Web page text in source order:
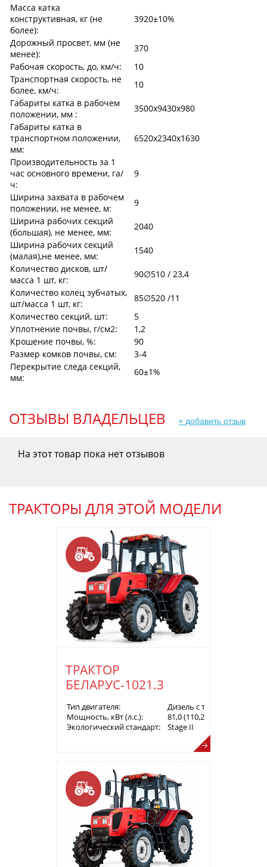
Масса катка
конструктивная, кг (не
более):
3920±10%
Дорожный просвет, мм (не
менее):
370
Рабочая скорость, до, км/ч:
10
Транспортная скорость, не
более, км/ч:
10
Габариты катка в рабочем
положении, мм :
3500х9430х980
Габариты катка в
транспортном положении,
мм:
6520х2340х1630
Производительность за 1
час основного времени, га/
ч:
9
Ширина захвата в рабочем
положении, не менее, м:
9
Ширина рабочих секций
(большая), не менее, мм:
2040
Ширина рабочих секций
(малая),не менее, мм:
1540
Количество дисков, шт/
масса 1 шт, кг:
90∅510 / 23,4
Количество колец зубчатых,
шт/масса 1 шт, кг:
85∅520 /11
Количество секций, шт:
5
Уплотнение почвы, г/см2:
1,2
Крошение почвы, %:
90
Размер комков почвы, см:
3-4
Перекрытие следа секций,
мм:
60±1%
ОТЗЫВЫ ВЛАДЕЛЬЦЕВ + добавить отзыв
На этот товар пока нет отзывов
ТРАКТОРЫ ДЛЯ ЭТОЙ МОДЕЛИ
ТРАКТОР
БЕЛАРУС-1021.3
Тип двигателя:
Дизель с турбонаддувом
Мощность, кВт (л.с.):
81,0 (110,2)
Экологический стандарт:
Stage II